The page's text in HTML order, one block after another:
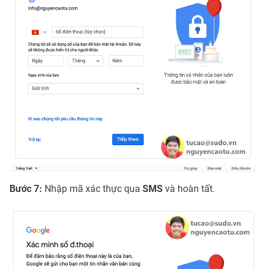
Bước 7: Nhập mã xác thực qua SMS và hoàn tất.